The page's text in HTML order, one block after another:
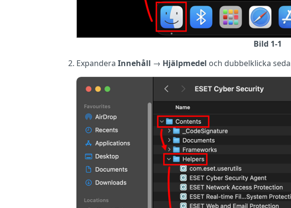
Bild 1-1
Expandera Innehåll → Hjälpmedel och dubbelklicka